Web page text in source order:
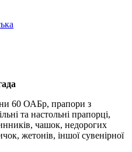
60 ОАБр​, прапори з
та настольні прапорці,
чашок, недорогих
жетонів, іншої сувенірної